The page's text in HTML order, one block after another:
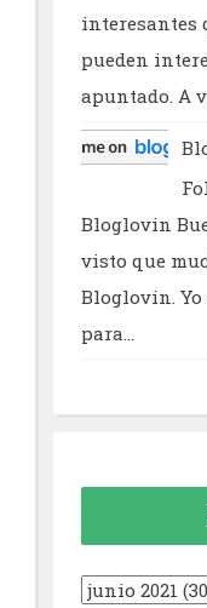
interesantes
pueden
apuntado. A
Bloglovin
visto que
Bloglovin.
para...